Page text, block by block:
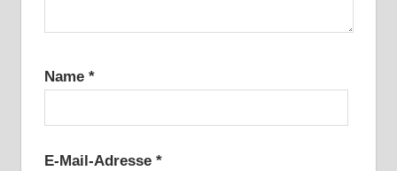
Name *
E-Mail-Adresse *